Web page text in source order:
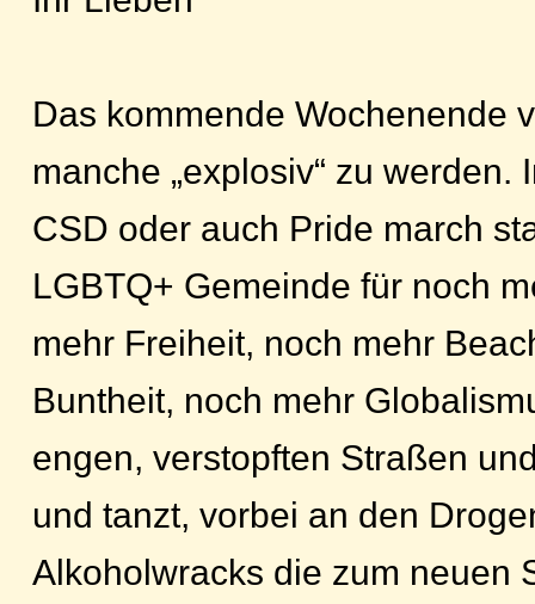
Das kommende Wochenende
manche „explosiv“ zu werden.
CSD oder auch Pride march
LGBTQ+ Gemeinde für noch
mehr Freiheit, noch mehr
Buntheit, noch mehr
engen, verstopften Straßen
und tanzt, vorbei an den
Alkoholwracks die zum neuen